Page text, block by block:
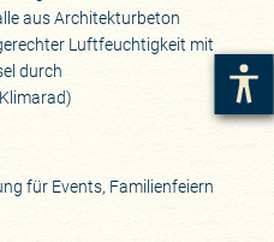
aus Architekturbeton
Luftfeuchtigkeit mit
durch
für Events, Familienfeiern